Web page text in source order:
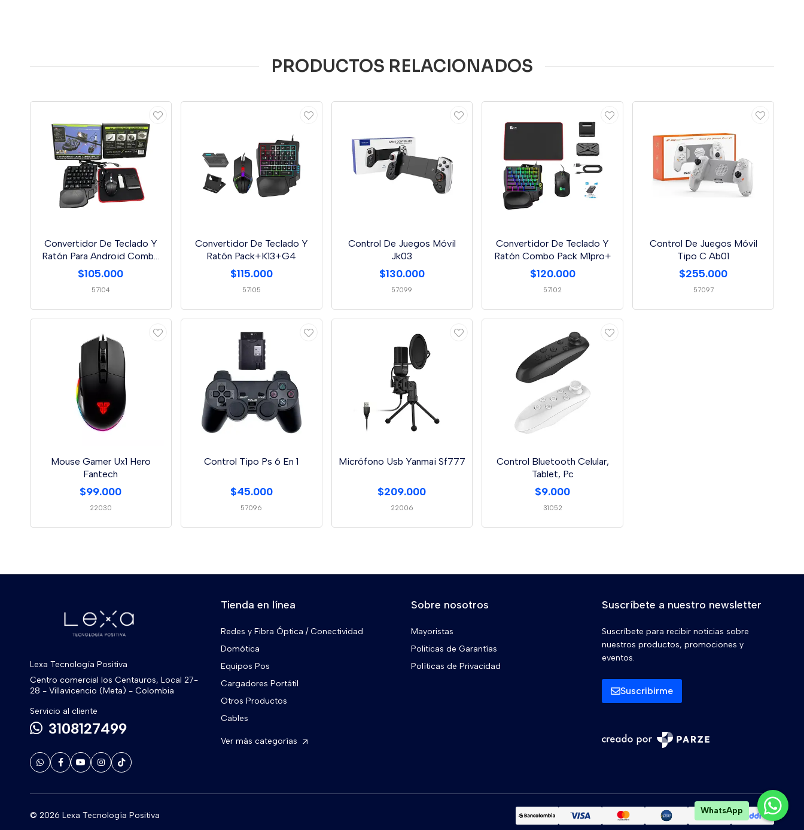
PRODUCTOS RELACIONADOS
Convertidor De Teclado Y
Ratón Para Android Combo
Pack X8
$105.000
57104
Convertidor De Teclado Y
Ratón Pack+K13+G4
$115.000
57105
Control De Juegos Móvil
Jk03
$130.000
57099
Convertidor De Teclado Y
Ratón Combo Pack M1pro+
$120.000
57102
Control De Juegos Móvil
Tipo C Ab01
$255.000
57097
Mouse Gamer Ux1 Hero
Fantech
$99.000
22030
Control Tipo Ps 6 En 1
$45.000
57096
Micrófono Usb Yanmai Sf777
$209.000
22006
Control Bluetooth Celular,
Tablet, Pc
$9.000
31052
Lexa Tecnología Positiva
Centro comercial los Centauros, Local 27-
28 - Villavicencio (Meta) - Colombia
Servicio al cliente
3108127499
Tienda en línea
Redes y Fibra Óptica / Conectividad
Domótica
Equipos Pos
Cargadores Portátil
Otros Productos
Cables
Ver más categorías
Sobre nosotros
Mayoristas
Politicas de Garantías
Políticas de Privacidad
Suscríbete a nuestro newsletter
Suscríbete para recibir noticias sobre
nuestros productos, promociones y
eventos.
Suscribirme
© 2026 Lexa Tecnología Positiva WhatsApp